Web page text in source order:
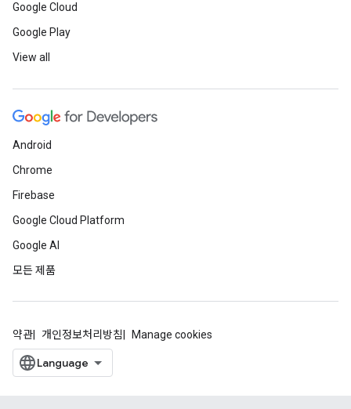
Google Cloud
Google Play
View all
Android
Chrome
Firebase
Google Cloud Platform
Google AI
모든 제품
약관 개인정보처리방침 Manage cookies